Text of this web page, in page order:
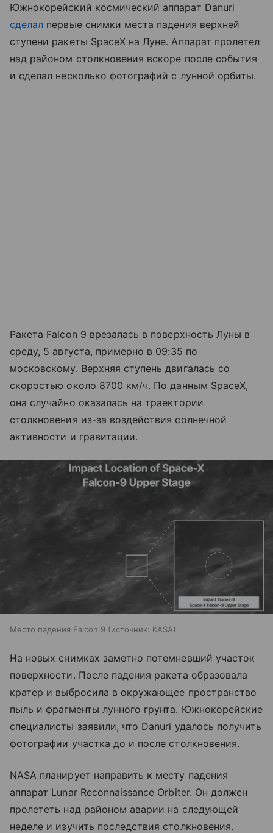
Южнокорейский космический аппарат Danuri
сделал первые снимки места падения верхней
ступени ракеты SpaceX на Луне. Аппарат пролетел
над районом столкновения вскоре после события
и сделал несколько фотографий с лунной орбиты.
Ракета Falcon 9 врезалась в поверхность Луны в
среду, 5 августа, примерно в 09:35 по
московскому. Верхняя ступень двигалась со
скоростью около 8700 км/ч. По данным SpaceX,
она случайно оказалась на траектории
столкновения из-за воздействия солнечной
активности и гравитации.
Место падения Falcon 9 источник: KASA
На новых снимках заметно потемневший участок
поверхности. После падения ракета образовала
кратер и выбросила в окружающее пространство
пыль и фрагменты лунного грунта. Южнокорейские
специалисты заявили, что Danuri удалось получить
фотографии участка до и после столкновения.
NASA планирует направить к месту падения
аппарат Lunar Reconnaissance Orbiter. Он должен
пролететь над районом аварии на следующей
неделе и изучить последствия столкновения.